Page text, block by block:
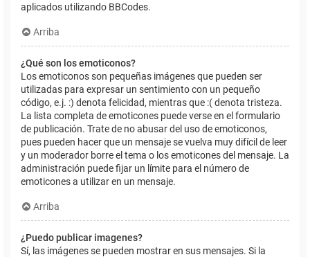
aplicados utilizando BBCodes.
Arriba
¿Qué son los emoticonos?
Los emoticonos son pequeñas imágenes que pueden ser
utilizadas para expresar un sentimiento con un pequeño
código, e.j. :) denota felicidad, mientras que :( denota tristeza.
La lista completa de emoticones puede verse en el formulario
de publicación. Trate de no abusar del uso de emoticonos,
pues pueden hacer que un mensaje se vuelva muy difícil de leer
y un moderador borre el tema o los emoticones del mensaje. La
administración puede fijar un límite para el número de
emoticones a utilizar en un mensaje.
Arriba
¿Puedo publicar imagenes?
Sí, las imágenes se pueden mostrar en sus mensajes. Si la